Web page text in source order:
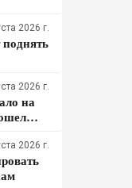
2026 г.
2026 г.
на
2026 г.